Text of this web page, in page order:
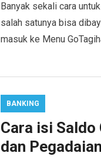
Banyak sekali cara
salah satunya bisa
masuk ke Menu
BANKING
Cara isi
dan Pegadaian